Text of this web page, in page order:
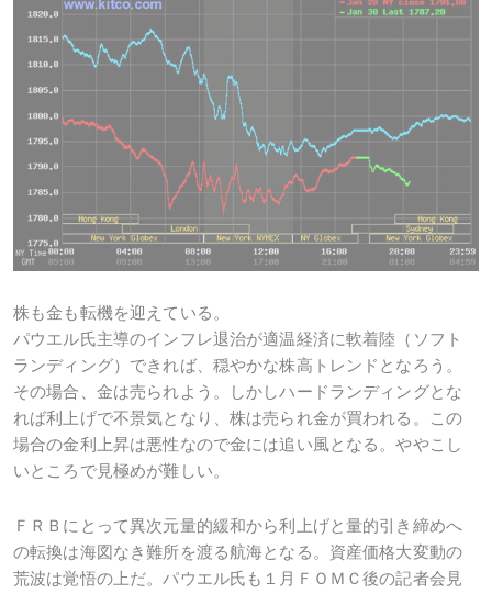
株も金も転機を迎えている。
パウエル氏主導のインフレ退治が適温経済に軟着陸（ソフト
ランディング）できれば、穏やかな株高トレンドとなろう。
その場合、金は売られよう。しかしハードランディングとな
れば利上げで不景気となり、株は売られ金が買われる。この
場合の金利上昇は悪性なので金には追い風となる。ややこし
いところで見極めが難しい。
ＦＲＢにとって異次元量的緩和から利上げと量的引き締めへ
の転換は海図なき難所を渡る航海となる。資産価格大変動の
荒波は覚悟の上だ。パウエル氏も１月ＦＯＭＣ後の記者会見